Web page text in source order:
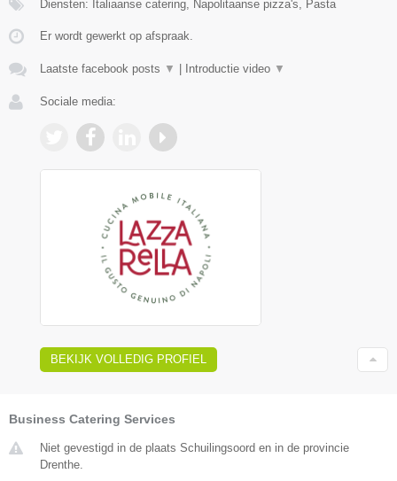
Diensten: Italiaanse catering, Napolitaanse pizza's, Pasta
Er wordt gewerkt op afspraak.
Laatste facebook posts ▼ Introductie video ▼
Sociale media:
BEKIJK VOLLEDIG PROFIEL
Business Catering Services
Niet gevestigd in de plaats Schuilingsoord en in de provincie
Drenthe.